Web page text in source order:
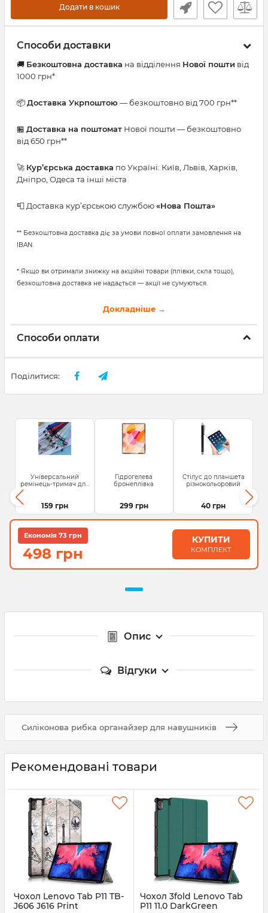
Додати в кошик
Способи доставки
🚚 Безкоштовна доставка на відділення Нової пошти від
1000 грн*
📦Доставка Укрпоштою — безкоштовно від 700 грн**
🏪 Доставка на поштомат Нової пошти — безкоштовно
від 650 грн**
🚀 Кур’єрська доставка по Україні: Київ, Львів, Харків,
Дніпро, Одеса та інші міста
📮 Доставка кур’єрською службою«Нова Пошта»
** Безкоштовна доставка діє за умови повної оплати замовлення на
IBAN.
* Якщо ви отримали знижку на акційні товари (плівки, скла тощо),
безкоштовна доставка не надається — акції не сумуються.
Докладніше →
Способи оплати
Поділитися:
Універсальний
ремінець-тримач для
159 грн
Гідрогелева
бронеплівка
299 грн
Стілус до планшета
різнокольоровий
40 грн
Економія 73 грн
498 грн
КУПИТИ
КОМПЛЕКТ
Опис
Відгуки
Силіконова рибка органайзер для навушників
Рекомендовані товари
Чохол Lenovo Tab P11 TB-
J606 J616 Print
Чохол 3fold Lenovo Tab
P11 11.0 DarkGreen